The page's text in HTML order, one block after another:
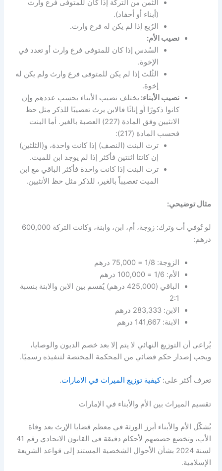
الثُمن من التركة إذا كان للمتوفى فرع وارث
(أبناء أو أحفاد).
الرُبع إذا لم يكن له فرع وارث.
نصيب الأم:
السُدس إذا كان للمتوفى فرع وارث أو تعدد في
الإخوة.
الثُلث إذا لم يكن للمتوفى فرع وارث ولم يكن له
إخوة.
نصيب الأبناء: يختلف نصيب الأبناء بحسب عددهم وإن
كانوا ذكورًا أو إناثًا فالابن يرث تعصيبًا للذكر مثل حظ
الانثيين وفق المادة (227) العصبة بالغير. أما البنت
فحسب المادة (217):
ترث البنت (النصف) إذا كانت واحدة، و(الثلثين)
إن كانتا اثنتين فأكثر إذا لم يوجد ابن للميت.
ترث البنت إذا كانت واحدة فأكثر الباقي مع ابن
الميت تعصيباً بالغير، للذكر مثل حظ الأنثيين.
مثال توضيحي:
لو تُوفي أب وترك: زوجة، أم، ابن، وابنة، وكانت التركة 600,000
درهم:
الزوجة: 1/8 = 75,000 درهم
الأم: 1/6 = 100,000 درهم
الباقي (425,000 درهم) يُقسم بين الابن والابنة بنسبة
2:1
الابن: 283,333 درهم
الابنة: 141,667 درهم
يُراعى أن التوزيع النهائي لا يتم إلا بعد خصم الديون والوصايا،
ويجب إصدار حكم قضائي من المحكمة المختصة لتنفيذه رسميًا.
تعرف أكثر على:كيفية توزيع الميراث في الامارات.
تقسيم الميراث بين الأم والأبناء في الإمارات
يُشكّل الأم والأبناء أبرز الورثة في معظم قضايا الإرث بعد وفاة
الأب، وتخضع حصصهم لأحكام دقيقة في القانون الاتحادي رقم 41
لسنة 2024 بشأن الأحوال الشخصية المستند إلى قواعد الشريعة
الإسلامية.